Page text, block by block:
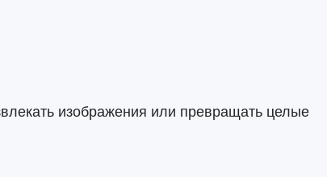
изображения или превращать целые